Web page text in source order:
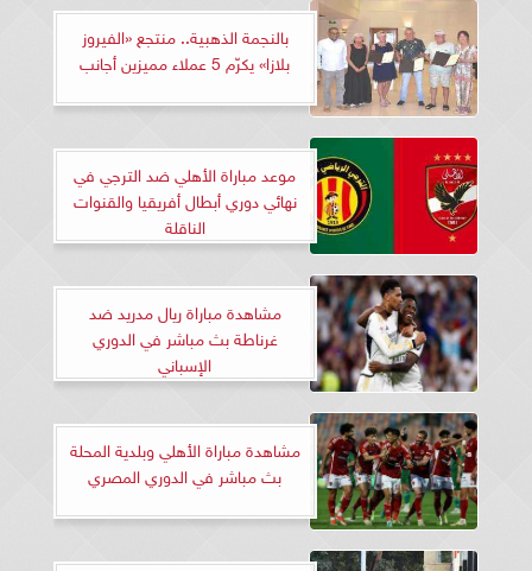
بالنجمة الذهبية.. منتجع «الفيروز
بلازا» يكرّم 5 عملاء مميزين أجانب
موعد مباراة الأهلي ضد الترجي في
نهائي دوري أبطال أفريقيا والقنوات
الناقلة
مشاهدة مباراة ريال مدريد ضد
غرناطة بث مباشر في الدوري
الإسباني
مشاهدة مباراة الأهلي وبلدية المحلة
بث مباشر في الدوري المصري